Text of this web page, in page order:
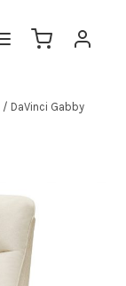
/ DaVinci Gabby